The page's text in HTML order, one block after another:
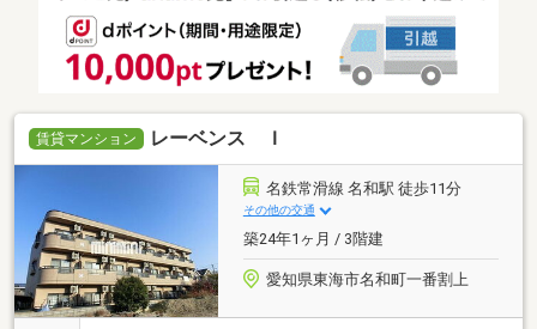
賃貸マンション レーベンス Ｉ
名鉄常滑線 名和駅 徒歩11分
その他の交通
築24年1ヶ月 / 3階建
愛知県東海市名和町一番割上